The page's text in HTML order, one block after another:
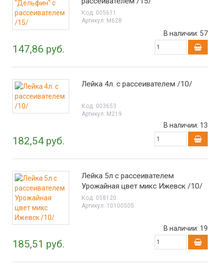
Код: 005611
Артикул: М628
147,86 руб.
В наличии: 57
Лейка 4л. с рассеивателем /10/
Код: 003653
Артикул: М219
182,54 руб.
В наличии: 13
Лейка 5л с рассеивателем
Урожайная цвет микс Ижевск /10/
Код: 058120
Артикул: 10100505
185,51 руб.
В наличии: 19